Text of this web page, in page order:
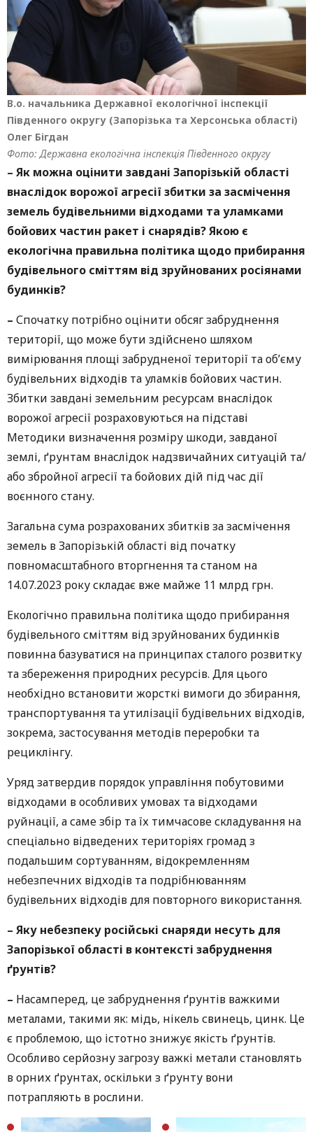
В.о. начальника Державної екологічної інспекції
Південного округу (Запорізька та Херсонська області)
Олег Бігдан
Фото: Державна екологічна інспекція Південного округу
– Як можна оцінити завдані Запорізькій області
внаслідок ворожої агресії збитки за засмічення
земель будівельними відходами та уламками
бойових частин ракет і снарядів? Якою є
екологічна правильна політика щодо прибирання
будівельного сміттям від зруйнованих росіянами
будинків?
– Спочатку потрібно оцінити обсяг забруднення
території, що може бути здійснено шляхом
вимірювання площі забрудненої території та об’єму
будівельних відходів та уламків бойових частин.
Збитки завдані земельним ресурсам внаслідок
ворожої агресії розраховуються на підставі
Методики визначення розміру шкоди, завданої
землі, ґрунтам внаслідок надзвичайних ситуацій та/
або збройної агресії та бойових дій під час дії
воєнного стану.
Загальна сума розрахованих збитків за засмічення
земель в Запорізькій області від початку
повномасштабного вторгнення та станом на
14.07.2023 року складає вже майже 11 млрд грн.
Екологічно правильна політика щодо прибирання
будівельного сміттям від зруйнованих будинків
повинна базуватися на принципах сталого розвитку
та збереження природних ресурсів. Для цього
необхідно встановити жорсткі вимоги до збирання,
транспортування та утилізації будівельних відходів,
зокрема, застосування методів переробки та
рециклінгу.
Уряд затвердив порядок управління побутовими
відходами в особливих умовах та відходами
руйнації, а саме збір та їх тимчасове складування на
спеціально відведених територіях громад з
подальшим сортуванням, відокремленням
небезпечних відходів та подрібнюванням
будівельних відходів для повторного використання.
– Яку небезпеку російські снаряди несуть для
Запорізької області в контексті забруднення
ґрунтів?
– Насамперед, це забруднення ґрунтів важкими
металами, такими як: мідь, нікель свинець, цинк. Це
є проблемою, що істотно знижує якість ґрунтів.
Особливо серйозну загрозу важкі метали становлять
в орних ґрунтах, оскільки з ґрунту вони
потрапляють в рослини.